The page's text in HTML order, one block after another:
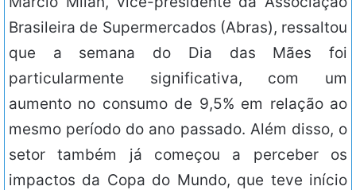
Brasileira de Supermercados (Abras), ressaltou
que a semana do Dia das Mães foi
particularmente significativa, com um
aumento no consumo de 9,5% em relação ao
mesmo período do ano passado. Além disso, o
setor também já começou a perceber os
impactos da Copa do Mundo, que teve início